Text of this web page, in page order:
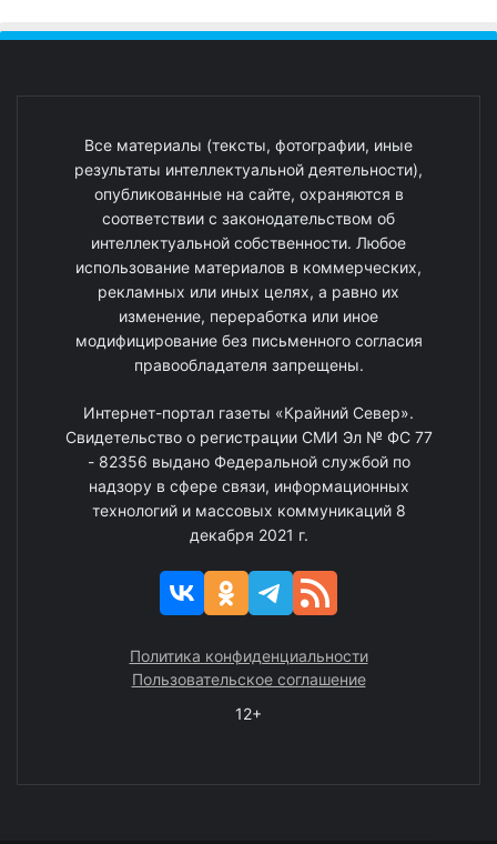
Все материалы (тексты, фотографии, иные
результаты интеллектуальной деятельности),
опубликованные на сайте, охраняются в
соответствии с законодательством об
интеллектуальной собственности. Любое
использование материалов в коммерческих,
рекламных или иных целях, а равно их
изменение, переработка или иное
модифицирование без письменного согласия
правообладателя запрещены.
Интернет-портал газеты «Крайний Север».
Свидетельство о регистрации СМИ Эл № ФС 77
- 82356 выдано Федеральной службой по
надзору в сфере связи, информационных
технологий и массовых коммуникаций 8
декабря 2021 г.
Политика конфиденциальности
Пользовательское соглашение
12+